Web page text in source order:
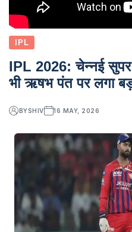
IPL
IPL 2026: चेन्नई सुपर
भी ऋषभ पंत पर लगा
BYSHIV 16 MAY, 2026